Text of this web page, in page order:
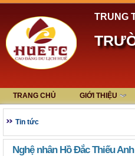
TRUNG
TRANG CHỦ GIỚI THIỆU
Tin tức
Nghệ nhân Hồ Đắc Thiếu